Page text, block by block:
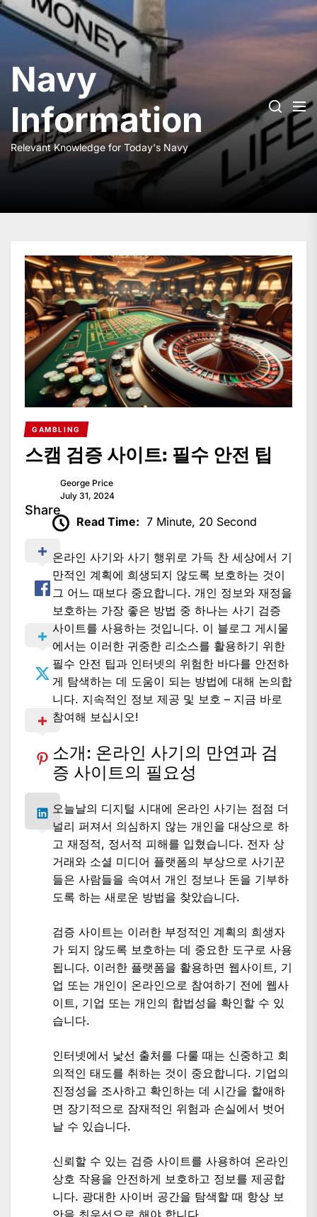
Skip
to
Navy
Information
Relevant Knowledge for Today's Navy
GAMBLING
스캠 검증 사이트: 필수 안전 팁
George Price
July 31, 2024
Share
Read Time: 7 Minute, 20 Second
온라인 사기와 사기 행위로 가득 찬 세상에서 기
만적인 계획에 희생되지 않도록 보호하는 것이
그 어느 때보다 중요합니다. 개인 정보와 재정을
보호하는 가장 좋은 방법 중 하나는 사기 검증
사이트를 사용하는 것입니다. 이 블로그 게시물
에서는 이러한 귀중한 리소스를 활용하기 위한
필수 안전 팁과 인터넷의 위험한 바다를 안전하
게 탐색하는 데 도움이 되는 방법에 대해 논의합
니다. 지속적인 정보 제공 및 보호 – 지금 바로
참여해 보십시오!
소개: 온라인 사기의 만연과 검
증 사이트의 필요성
오늘날의 디지털 시대에 온라인 사기는 점점 더
널리 퍼져서 의심하지 않는 개인을 대상으로 하
고 재정적, 정서적 피해를 입혔습니다. 전자 상
거래와 소셜 미디어 플랫폼의 부상으로 사기꾼
들은 사람들을 속여서 개인 정보나 돈을 기부하
도록 하는 새로운 방법을 찾았습니다.
검증 사이트는 이러한 부정적인 계획의 희생자
가 되지 않도록 보호하는 데 중요한 도구로 사용
됩니다. 이러한 플랫폼을 활용하면 웹사이트, 기
업 또는 개인이 온라인으로 참여하기 전에 웹사
이트, 기업 또는 개인의 합법성을 확인할 수 있
습니다.
인터넷에서 낯선 출처를 다룰 때는 신중하고 회
의적인 태도를 취하는 것이 중요합니다. 기업의
진정성을 조사하고 확인하는 데 시간을 할애하
면 장기적으로 잠재적인 위험과 손실에서 벗어
날 수 있습니다.
신뢰할 수 있는 검증 사이트를 사용하여 온라인
상호 작용을 안전하게 보호하고 정보를 제공합
니다. 광대한 사이버 공간을 탐색할 때 항상 보